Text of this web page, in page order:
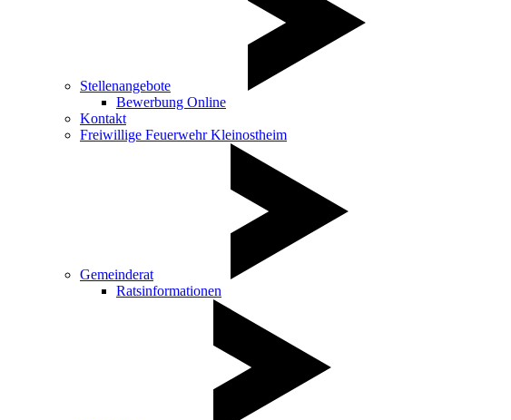
Stellenangebote
Bewerbung Online
Kontakt
Freiwillige Feuerwehr Kleinostheim
Gemeinderat
Ratsinformationen